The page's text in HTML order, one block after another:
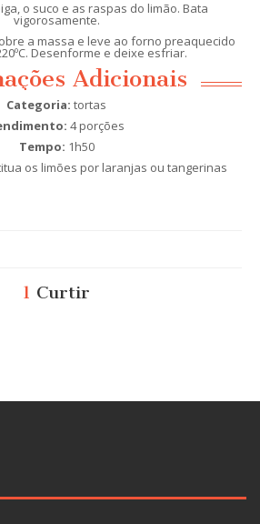
o suco e as raspas do limão. Bata
vigorosamente.
a massa e leve ao forno preaquecido
Desenforme e deixe esfriar.
Adicionais
Categoria: tortas
4 porções
Tempo: 1h50
os limões por laranjas ou tangerinas
1 Curtir